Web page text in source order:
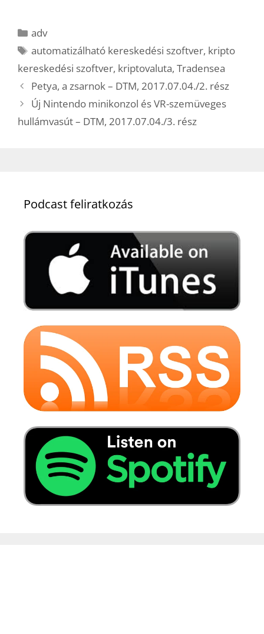
Kategória
adv
Címkék
automatizálható kereskedési szoftver, kripto
kereskedési szoftver, kriptovaluta, Tradensea
Petya, a zsarnok – DTM, 2017.07.04./2. rész
Új Nintendo minikonzol és VR-szemüveges
hullámvasút – DTM, 2017.07.04./3. rész
Podcast feliratkozás